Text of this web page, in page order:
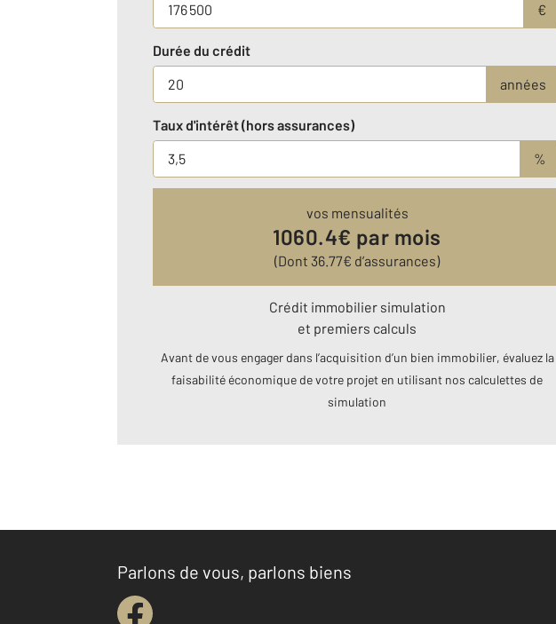
€
Durée du crédit
années
Taux d'intérêt (hors assurances)
%
vos mensualités
1060.4€ par mois
(Dont 36.77€ d’assurances)
Crédit immobilier simulation
et premiers calculs
Avant de vous engager dans l’acquisition d’un bien immobilier, évaluez la
faisabilité économique de votre projet en utilisant nos calculettes de
simulation
Parlons de vous, parlons biens